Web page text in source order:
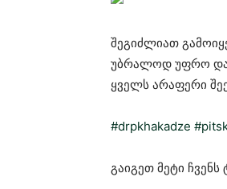
შეგიძლიათ
უბრალოდ უფრო
ყველს არაფერი
#drpkhakadze
გაიგეთ მეტი